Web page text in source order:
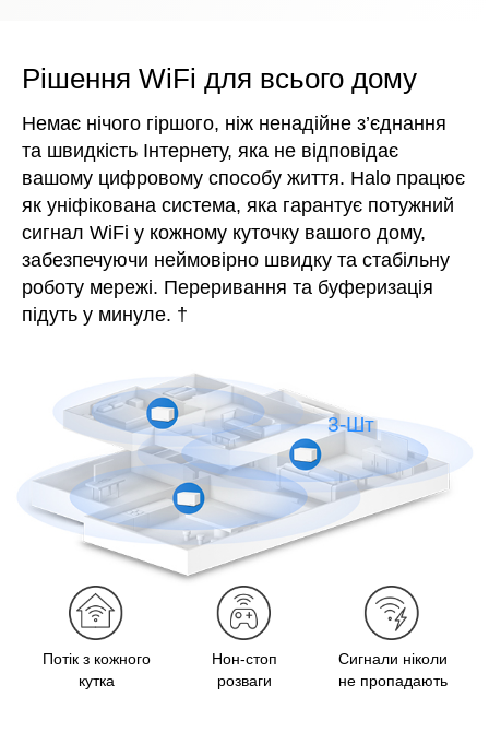
Рішення WiFi для всього дому
Немає нічого гіршого, ніж ненадійне з’єднання
та швидкість Інтернету, яка не відповідає
вашому цифровому способу життя. Halo працює
як уніфікована система, яка гарантує потужний
сигнал WiFi у кожному куточку вашого дому,
забезпечуючи неймовірно швидку та стабільну
роботу мережі. Переривання та буферизація
підуть у минуле. †
Потік з кожного
кутка
Нон-стоп
розваги
Сигнали ніколи
не пропадають
3-Шт